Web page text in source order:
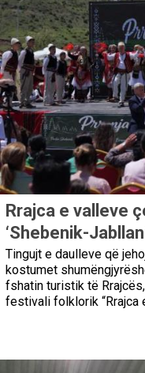
Rrajca e valleve
‘Shebenik-
Tingujt e daulleve që
kostumet
fshatin turistik të
festivali folklorik “Rrajca